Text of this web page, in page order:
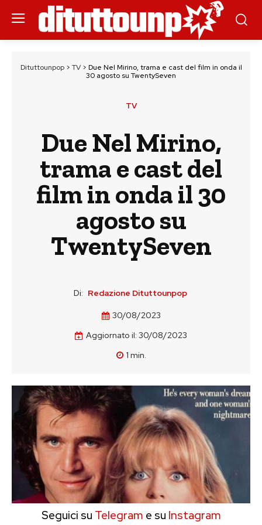
Dituttounpop> TV> Due Nel Mirino, trama e cast del film in onda il
30 agosto su TwentySeven
TV
Due Nel Mirino,
trama e cast del
film in onda il 30
agosto su
TwentySeven
Di: Redazione Dituttounpop
30/08/2023
Aggiornato il: 30/08/2023
1 min.
Seguici su Telegram e su Instagram